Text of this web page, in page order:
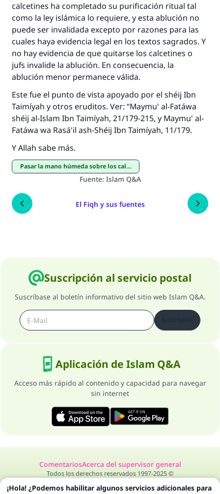
calcetines ha completado su purificación ritual tal
como la ley islámica lo requiere, y esta ablución no
puede ser invalidada excepto por razones para las
cuales haya evidencia legal en los textos sagrados. Y
no hay evidencia de que quitarse los calcetines o
jufs invalide la ablución. En consecuencia, la
ablución menor permanece válida.
Este fue el punto de vista apoyado por el shéij Ibn
Taimíyah y otros eruditos. Ver: “Maymu' al-Fatáwa
shéij al-Islam Ibn Taimíyah, 21/179-215, y Maymu' al-
Fatáwa wa Rasá'il ash-Shéij Ibn Taimíyah, 11/179.
Y Allah sabe más.
Pasar la mano húmeda sobre los calcetines
Fuente: Islam Q&A
El Fiqh y sus fuentes
Suscripción al servicio postal
Suscríbase al boletín informativo del sitio web Islam Q&A.
Aplicación de Islam Q&A
Acceso más rápido al contenido y capacidad para navegar
sin internet
ComentariosAcerca del supervisor general
Todos los derechos reservados 1997-2025 ©
(MUSLIM, 1893)
Contribuir
¡Hola! ¿Podemos habilitar algunos servicios adicionales para